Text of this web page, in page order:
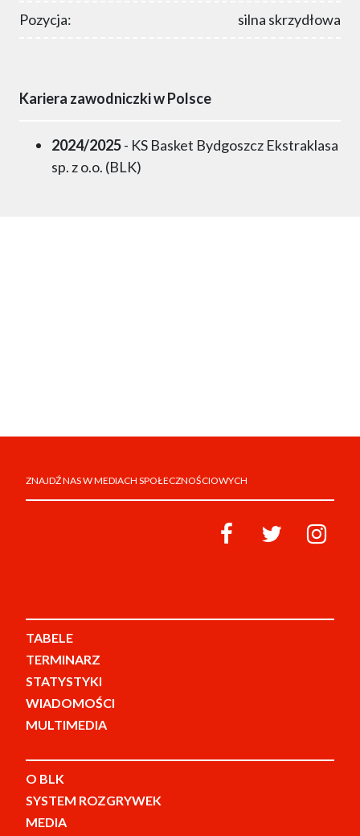
Pozycja: silna skrzydłowa
Kariera zawodniczki w Polsce
2024/2025- KS Basket Bydgoszcz Ekstraklasa
sp. z o.o. (BLK)
ZNAJDŹ NAS W MEDIACH SPOŁECZNOŚCIOWYCH
TABELE
TERMINARZ
STATYSTYKI
WIADOMOŚCI
MULTIMEDIA
O BLK
SYSTEM ROZGRYWEK
MEDIA